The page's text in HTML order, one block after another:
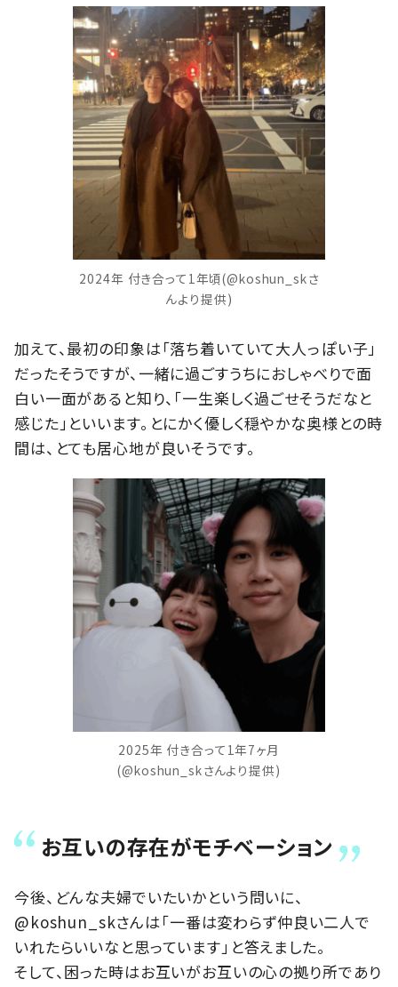
2024年 付き合って1年頃(@koshun_skさ
んより提供)
加えて、最初の印象は「落ち着いていて大人っぽい子」
だったそうですが、一緒に過ごすうちにおしゃべりで面
白い一面があると知り、「一生楽しく過ごせそうだなと
感じた」といいます。とにかく優しく穏やかな奥様との時
間は、とても居心地が良いそうです。
2025年 付き合って1年7ヶ月
(@koshun_skさんより提供)
お互いの存在がモチベーション
今後、どんな夫婦でいたいかという問いに、
@koshun_skさんは「一番は変わらず仲良い二人で
いれたらいいなと思っています」と答えました。
そして、困った時はお互いがお互いの心の拠り所であり